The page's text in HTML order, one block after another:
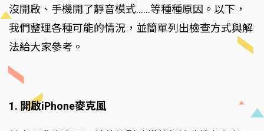
沒開啟、手機開了靜音模式......等種種原因。以下，
我們整理各種可能的情況，並簡單列出檢查方式與解
法給大家參考。
1. 開啟iPhone麥克風